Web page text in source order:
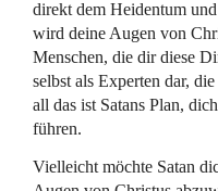
direkt dem Heidentum
wird deine Augen von
Menschen, die dir diese
selbst als Experten dar,
all das ist Satans Plan,
führen.
Vielleicht möchte Satan